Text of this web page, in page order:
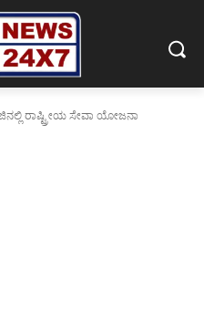
ರಾಷ್ಟ್ರೀಯ ಸೇವಾ ಯೋಜನಾ